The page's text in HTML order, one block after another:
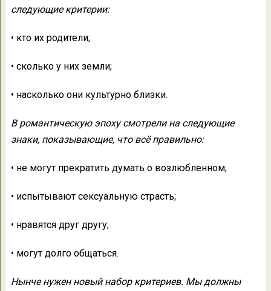
следующие критерии:
• кто их родители;
• сколько у них земли;
• насколько они культурно близки.
В романтическую эпоху смотрели на следующие
знаки, показывающие, что всё правильно:
• не могут прекратить думать о возлюбленном;
• испытывают сексуальную страсть;
• нравятся друг другу;
• могут долго общаться.
Нынче нужен новый набор критериев. Мы должны